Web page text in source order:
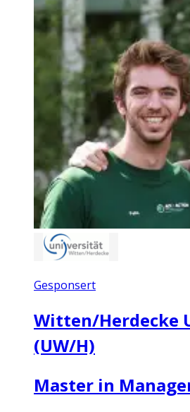
Gesponsert
Witten/Herdecke
(UW/H)
Master in